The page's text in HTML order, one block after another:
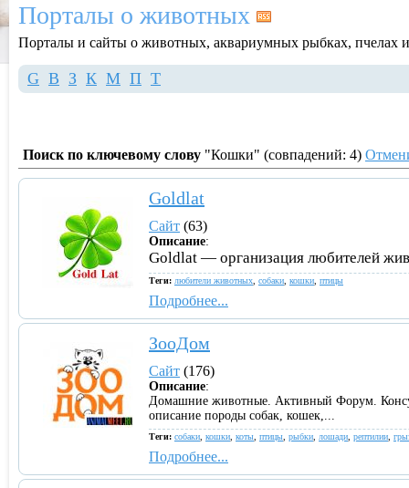
Порталы о животных
Порталы и сайты о животных, аквариумных рыбках, пчелах
G В З К М П Т
Поиск по ключевому слову "Кошки" (совпадений: 4)
Goldlat
Сайт (63)
Описание:
Goldlat — организация любителей
Теги: любители животных собаки кошки птицы
Подробнее...
ЗооДом
Сайт (176)
Описание:
Домашние животные. Активный Форум.
описание породы собак, кошек,...
Теги: собаки кошки коты птицы рыбки лошади рептилии
Подробнее...